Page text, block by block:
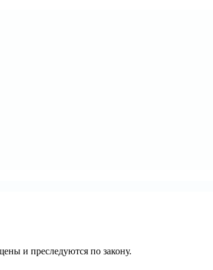
и преследуются по закону.